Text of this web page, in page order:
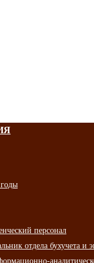
персонал
отдела бухучета и